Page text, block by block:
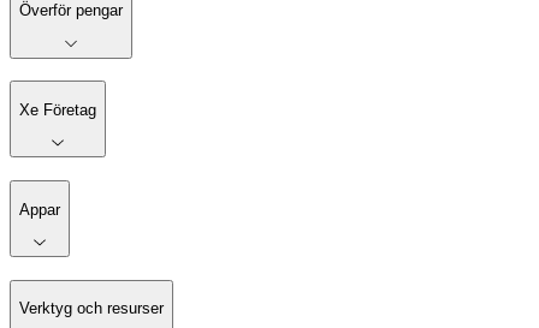
Överför pengar
Xe Företag
Appar
Verktyg och resurser